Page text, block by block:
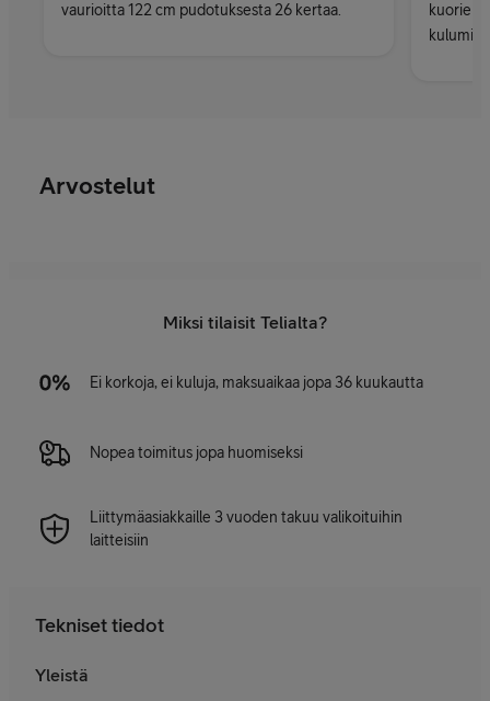
vaurioitta 122 cm pudotuksesta 26 kertaa.
kuorien
Arvostelut
Miksi tilaisit Telialta?
Ei korkoja, ei kuluja, maksuaikaa jopa 36 kuukautta
Nopea toimitus jopa huomiseksi
Liittymäasiakkaille 3 vuoden takuu valikoituihin
laitteisiin
Tekniset tiedot
Yleistä